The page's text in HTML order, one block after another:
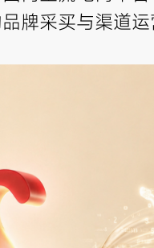
牌采买与渠道